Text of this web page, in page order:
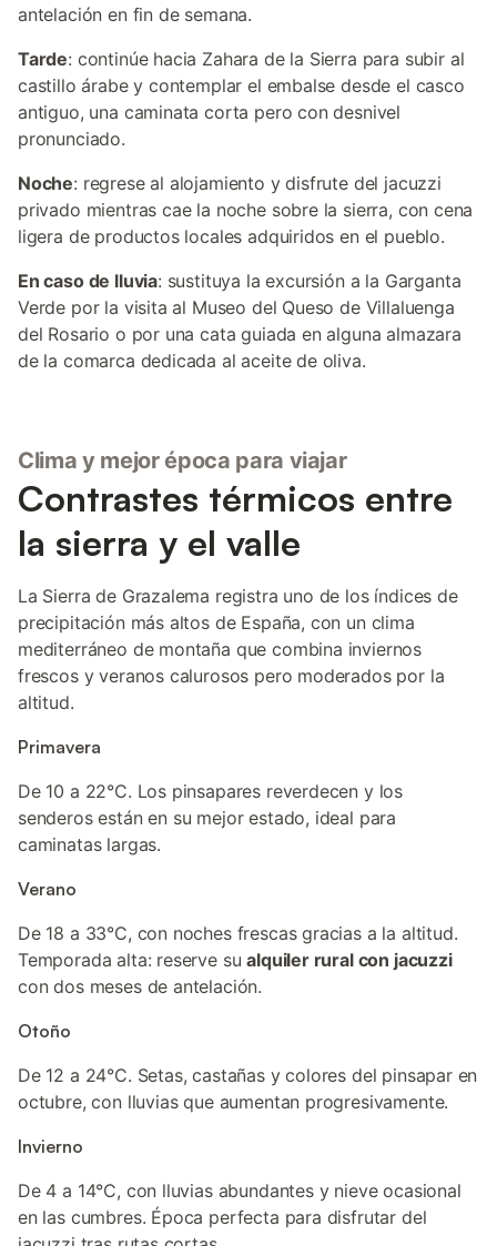
antelación en fin de semana.
Tarde: continúe hacia Zahara de la Sierra para subir al
castillo árabe y contemplar el embalse desde el casco
antiguo, una caminata corta pero con desnivel
pronunciado.
Noche: regrese al alojamiento y disfrute del jacuzzi
privado mientras cae la noche sobre la sierra, con cena
ligera de productos locales adquiridos en el pueblo.
En caso de lluvia: sustituya la excursión a la Garganta
Verde por la visita al Museo del Queso de Villaluenga
del Rosario o por una cata guiada en alguna almazara
de la comarca dedicada al aceite de oliva.
Clima y mejor época para viajar
Contrastes térmicos entre
la sierra y el valle
La Sierra de Grazalema registra uno de los índices de
precipitación más altos de España, con un clima
mediterráneo de montaña que combina inviernos
frescos y veranos calurosos pero moderados por la
altitud.
Primavera
De 10 a 22°C. Los pinsapares reverdecen y los
senderos están en su mejor estado, ideal para
caminatas largas.
Verano
De 18 a 33°C, con noches frescas gracias a la altitud.
Temporada alta: reserve sualquiler rural con jacuzzi
con dos meses de antelación.
Otoño
De 12 a 24°C. Setas, castañas y colores del pinsapar en
octubre, con lluvias que aumentan progresivamente.
Invierno
De 4 a 14°C, con lluvias abundantes y nieve ocasional
en las cumbres. Época perfecta para disfrutar del